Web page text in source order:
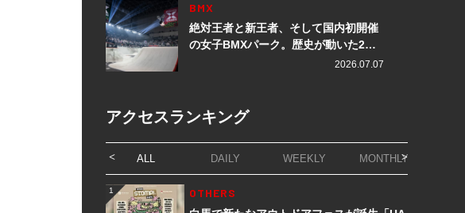
BMX
絶対王者と新王者、そして国内初開催
の女子BMXパーク。歴史が動いた2日
2026.07.07
アクセスランキング
ALL DAILY WEEKLY MONTHLY
1 OTHERS